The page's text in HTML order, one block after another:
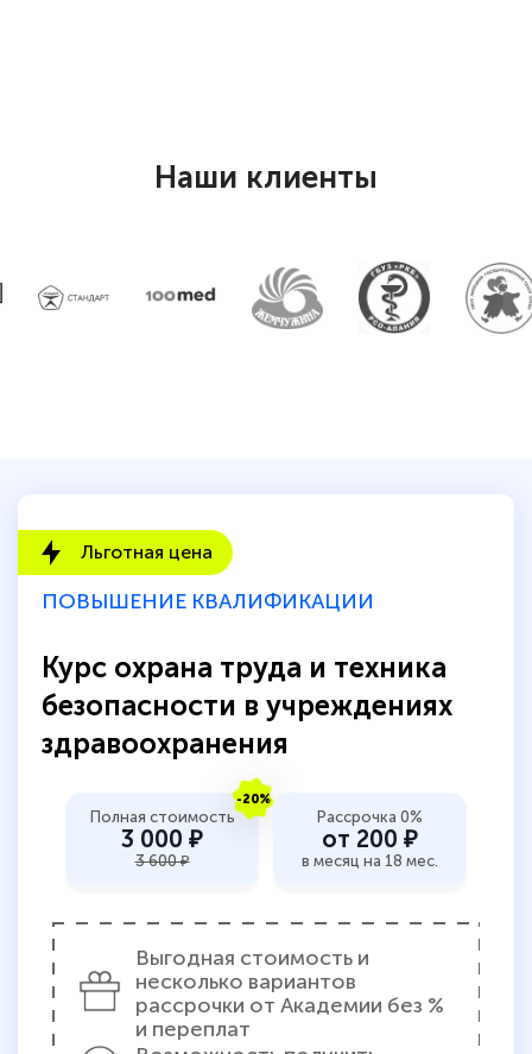
быстро ответили, разъяснили все детали.
Обучение понравилось: огромное
Наши клиенты
Льготная цена
ПОВЫШЕНИЕ КВАЛИФИКАЦИИ
Курс охрана труда и техника
безопасности в учреждениях
здравоохранения
-20%
Полная стоимость
3 000 ₽
3 600 ₽
Рассрочка 0%
от 200 ₽
в месяц на 18 мес.
Выгодная стоимость и
несколько вариантов
рассрочки от Академии без %
и переплат